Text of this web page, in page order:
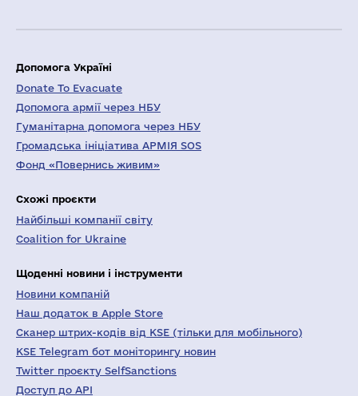
Допомога Україні
Donate To Evacuate
Допомога армії через НБУ
Гуманітарна допомога через НБУ
Громадська ініціатива АРМІЯ SOS
Фонд «Повернись живим»
Схожі проєкти
Найбільші компанії світу
Coalition for Ukraine
Щоденні новини і інструменти
Новини компаній
Наш додаток в Apple Store
Сканер штрих-кодів від KSE (тільки для мобільного)
KSE Telegram бот моніторингу новин
Twitter проєкту SelfSanctions
Доступ до API